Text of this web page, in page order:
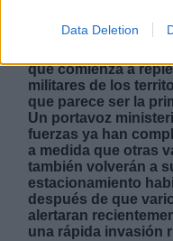
Data Deletion
que comienza a
militares de los
que parece ser la
Un portavoz
fuerzas ya han
a medida que otras
también volverán a
estacionamiento
después de que
alertaran
una rápida invasión